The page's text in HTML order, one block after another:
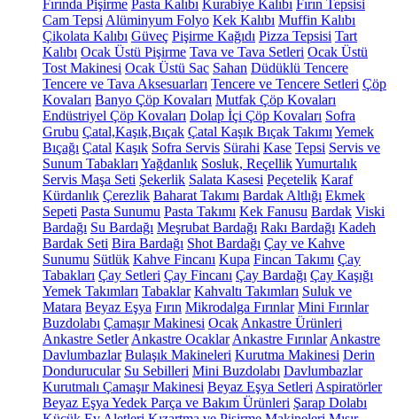
Fırında Pişirme Pasta Kalıbı Kurabiye Kalıbı Fırın Tepsisi
Cam Tepsi Alüminyum Folyo Kek Kalıbı Muffin Kalıbı
Çikolata Kalıbı Güveç Pişirme Kağıdı Pizza Tepsisi Tart
Kalıbı Ocak Üstü Pişirme Tava ve Tava Setleri Ocak Üstü
Tost Makinesi Ocak Üstü Sac Sahan Düdüklü Tencere
Tencere ve Tava Aksesuarları Tencere ve Tencere Setleri Çöp
Kovaları Banyo Çöp Kovaları Mutfak Çöp Kovaları
Endüstriyel Çöp Kovaları Dolap İçi Çöp Kovaları Sofra
Grubu Çatal,Kaşık,Bıçak Çatal Kaşık Bıçak Takımı Yemek
Bıçağı Çatal Kaşık Sofra Servis Sürahi Kase Tepsi Servis ve
Sunum Tabakları Yağdanlık Sosluk, ReçellikYumurtalık
Servis Maşa Seti Şekerlik Salata Kasesi Peçetelik Karaf
Kürdanlık Çerezlik Baharat Takımı Bardak Altlığı Ekmek
Sepeti Pasta Sunumu Pasta Takımı Kek Fanusu Bardak Viski
Bardağı Su Bardağı Meşrubat Bardağı Rakı Bardağı Kadeh
Bardak Seti Bira Bardağı Shot Bardağı Çay ve Kahve
Sunumu Sütlük Kahve Fincanı Kupa Fincan Takımı Çay
Tabakları Çay Setleri Çay Fincanı Çay Bardağı Çay Kaşığı
Yemek Takımları Tabaklar Kahvaltı Takımları Suluk ve
Matara Beyaz Eşya Fırın Mikrodalga Fırınlar Mini Fırınlar
Buzdolabı Çamaşır Makinesi Ocak Ankastre Ürünleri
Ankastre Setler Ankastre Ocaklar Ankastre Fırınlar Ankastre
Davlumbazlar Bulaşık Makineleri Kurutma Makinesi Derin
Dondurucular Su Sebilleri Mini Buzdolabı Davlumbazlar
Kurutmalı Çamaşır Makinesi Beyaz Eşya Setleri Aspiratörler
Beyaz Eşya Yedek Parça ve Bakım Ürünleri Şarap Dolabı